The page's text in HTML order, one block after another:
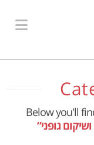
Below you'll
גופני”